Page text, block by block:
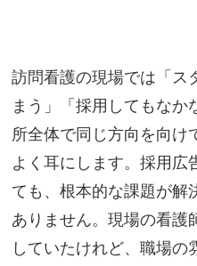
訪問看護の現場では「ス
まう」「採用してもなか
所全体で同じ方向を向け
よく耳にします。採用広
ても、根本的な課題が解
ありません。現場の看護
していたけれど、職場の